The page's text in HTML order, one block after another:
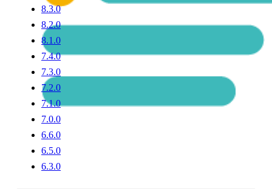
8.3.0
8.2.0
8.1.0
7.4.0
7.3.0
7.2.0
7.1.0
7.0.0
6.6.0
6.5.0
6.3.0